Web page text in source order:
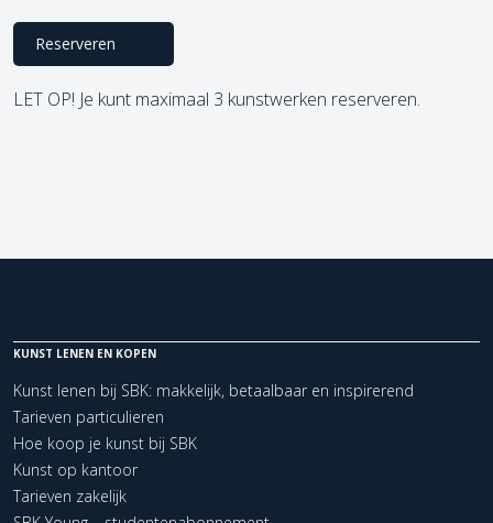
Reserveren
LET OP! Je kunt maximaal 3 kunstwerken reserveren.
KUNST LENEN EN KOPEN
Kunst lenen bij SBK: makkelijk, betaalbaar en inspirerend
Tarieven particulieren
Hoe koop je kunst bij SBK
Kunst op kantoor
Tarieven zakelijk